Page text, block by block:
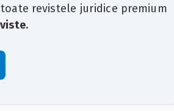
revistele juridice premium
.